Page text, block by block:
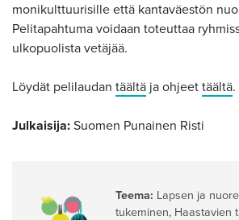
monikulttuurisille että kantaväestön
Pelitapahtuma voidaan toteuttaa
ulkopuolista vetäjää.
Löydät pelilaudan täältä ja ohjeet täältä.
Julkaisija: Suomen Punainen Risti
Teema: Lapsen ja
tukeminen, Haastavien